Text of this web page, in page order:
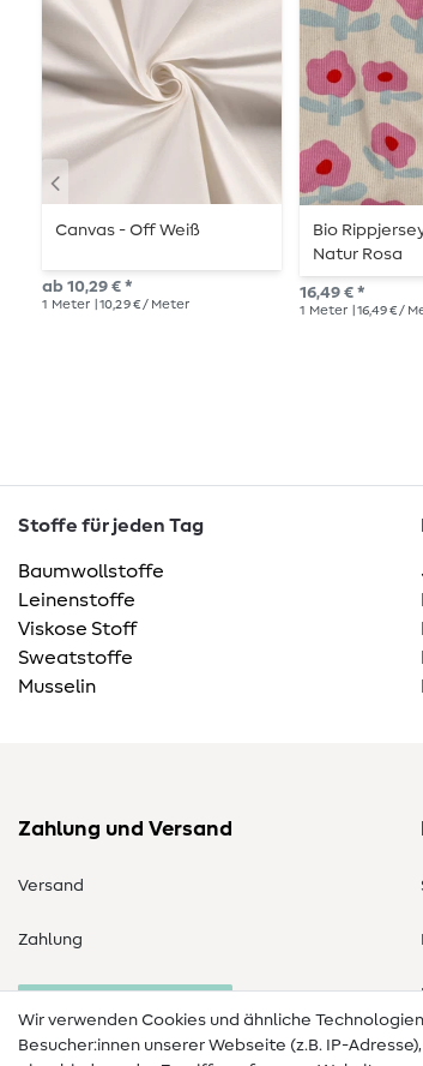
Canvas - Off Weiß
ab 10,29 € *
1 Meter | 10,29 € / Meter
Bio
Natur Rosa
16,49 € *
1 Meter | 16,49 € /
Stoffe für jeden Tag
Baumwollstoffe
Leinenstoffe
Viskose Stoff
Sweatstoffe
Musselin
Zahlung und Versand
Versand
Zahlung
Wir verwenden Cookies und ähnliche
Besucher:innen unserer Webseite (z.B. IP-